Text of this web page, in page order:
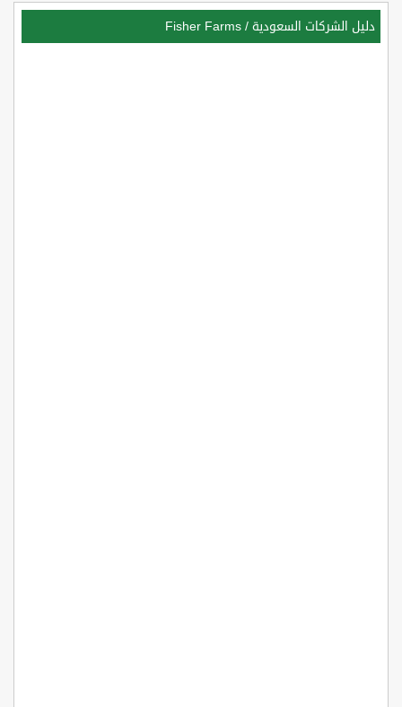
دليل الشركات السعودية /
Fisher Farms